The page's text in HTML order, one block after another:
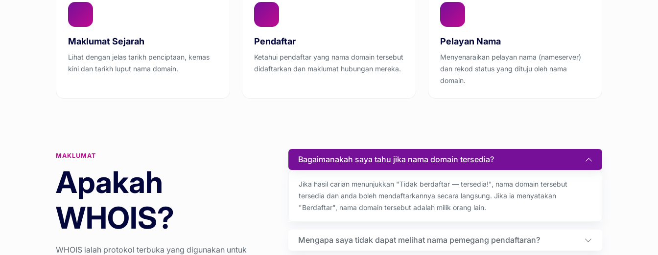
Maklumat Sejarah
Lihat dengan jelas tarikh penciptaan, kemas
kini dan tarikh luput nama domain.
Pendaftar
Ketahui pendaftar yang nama domain tersebut
didaftarkan dan maklumat hubungan mereka.
Pelayan Nama
Menyenaraikan pelayan nama (nameserver)
dan rekod status yang dituju oleh nama
domain.
MAKLUMAT
Apakah
WHOIS?
WHOIS ialah protokol terbuka yang digunakan untuk
Bagaimanakah saya tahu jika nama domain tersedia?
Jika hasil carian menunjukkan "Tidak berdaftar — tersedia!", nama domain tersebut
tersedia dan anda boleh mendaftarkannya secara langsung. Jika ia menyatakan
"Berdaftar", nama domain tersebut adalah milik orang lain.
Mengapa saya tidak dapat melihat nama pemegang pendaftaran?